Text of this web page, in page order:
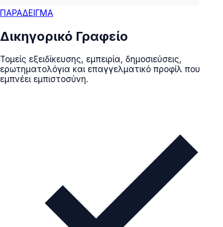
ΠΑΡΑΔΕΙΓΜΑ
Δικηγορικό Γραφείο
Τομείς εξειδίκευσης, εμπειρία, δημοσιεύσεις,
ερωτηματολόγια και επαγγελματικό προφίλ που
εμπνέει εμπιστοσύνη.